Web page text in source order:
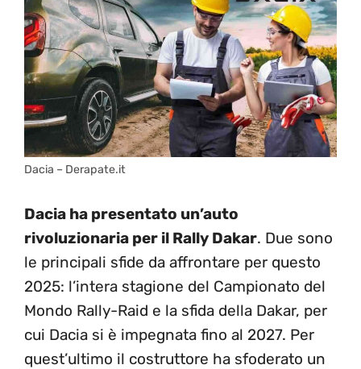
Dacia – Derapate.it
Dacia ha presentato un’auto
rivoluzionaria per il Rally Dakar. Due sono
le principali sfide da affrontare per questo
2025: l’intera stagione del Campionato del
Mondo Rally-Raid e la sfida della Dakar, per
cui Dacia si è impegnata fino al 2027. Per
quest’ultimo il costruttore ha sfoderato un